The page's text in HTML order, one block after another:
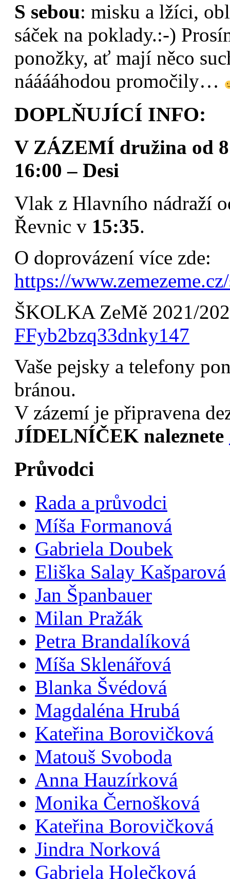
S sebou: misku a lžíci,
sáček na poklady.:-)
ponožky, ať mají něco
nááááhodou promočily…
DOPLŇUJÍCÍ INFO:
V ZÁZEMÍ družina od
16:00 – Desi
Vlak z Hlavního nádraží
Řevnic v 15:35.
O doprovázení více zde:
https://
ŠKOLKA ZeMě 2021/
FFyb2bzq33dnky147
Vaše pejsky a telefony
bránou.
V zázemí je připravena
JÍDELNÍČEK naleznete
Průvodci
Rada a průvodci
Míša Formanová
Gabriela Doubek
Eliška Salay Kašparová
Jan Španbauer
Milan Pražák
Petra Brandalíková
Míša Sklenářová
Blanka Švédová
Magdaléna Hrubá
Kateřina Borovičková
Matouš Svoboda
Anna Hauzírková
Monika Černošková
Kateřina Borovičková
Jindra Norková
Gabriela Holečková